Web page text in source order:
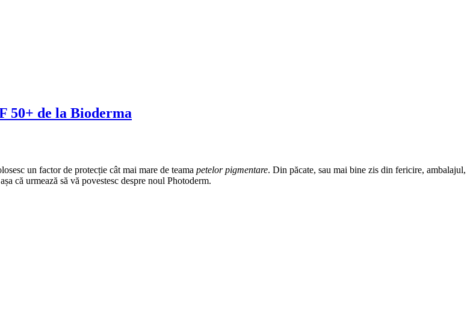
50+ de la Bioderma
un factor de protecție cât mai mare de teama petelor pigmentare. Din păcate, sau mai bine zis din fericire, ambalajul,
că urmează să vă povestesc despre noul Photoderm.